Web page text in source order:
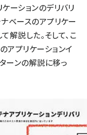
ーションのデリバリ
ベースのアプリケー
解説した。そして、こ
アプリケーションイ
ーンの解説に移っ